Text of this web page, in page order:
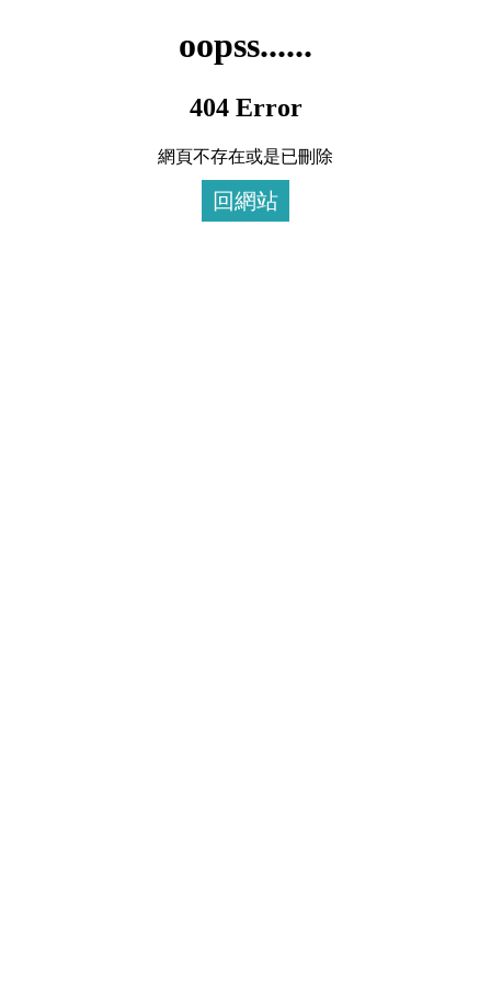
oopss......
404 Error
網頁不存在或是已刪除
回網站